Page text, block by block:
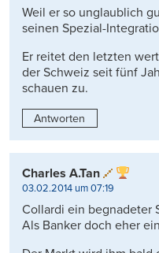
Weil er so unglaublich
seinen Spezial-
Er reitet den letzten
der Schweiz seit fünf
schauen zu.
Antworten
Charles A.Tan
03.02.2014 um 07:19
Collardi ein begnadeter
Als Banker doch eher